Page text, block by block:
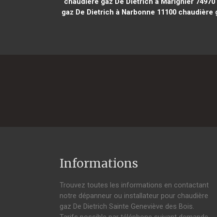
gaz De Dietrich à Narbonne 11100chaudière
Informations
Trouvez toutes les informations en contactant
notre dépanneur ou installateur pour chaudière
gaz De Dietrich Sainte Geneviève des Bois.